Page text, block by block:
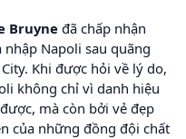
Bruyneđã chấp nhận
Napoli sau quãng
Khi được hỏi về lý do,
không chỉ vì danh hiệu
mà còn bởi vẻ đẹp
của những đồng đội chất